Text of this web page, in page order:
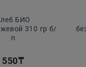
БИО
310 гр б/
п
550₸